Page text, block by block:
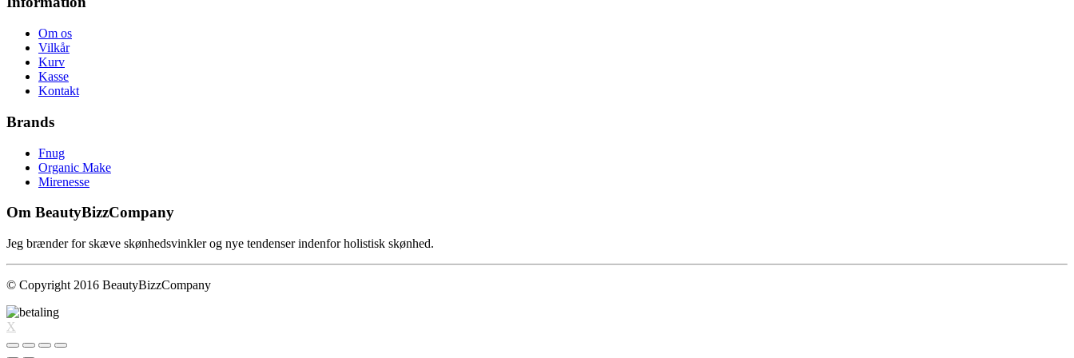
Om os
Vilkår
Kurv
Kasse
Kontakt
Brands
Fnug
Organic Make
Mirenesse
Om BeautyBizzCompany
Jeg brænder for skæve skønhedsvinkler og nye tendenser indenfor holistisk skønhed.
© Copyright 2016 BeautyBizzCompany
X